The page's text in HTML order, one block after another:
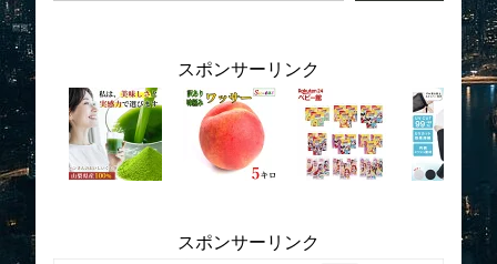
スポンサーリンク
スポンサーリンク